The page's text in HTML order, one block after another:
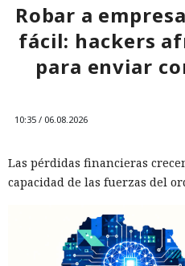
Robar a
fácil: hackers
para enviar
10:35 / 06.08.2026
Las pérdidas financieras
capacidad de las fuerzas del